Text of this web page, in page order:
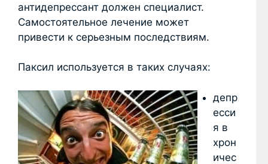
антидепрессант должен специалист.
Самостоятельное лечение может
привести к серьезным последствиям.
Паксил используется в таких случаях:
депр
есси
я в
хрон
ичес